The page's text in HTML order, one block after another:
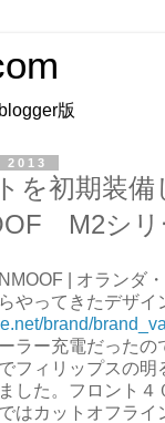
版
2013
を初期装備
M2シリ
| オランダ
やってきたデザイ
brand/
ラー充電だったの
フィリップスの明
した。フロント
はカットオフライ